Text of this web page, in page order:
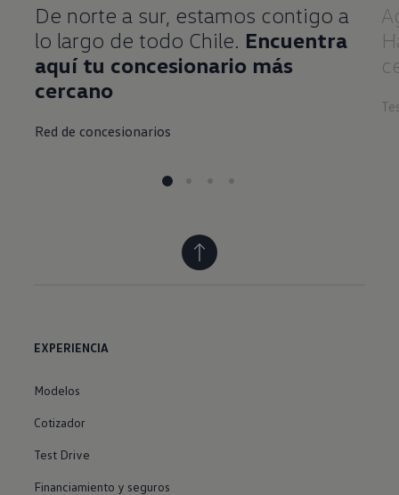
De norte a sur, estamos contigo a
lo largo de todo Chile. Encuentra
aquí tu concesionario más
cercano
Red de concesionarios
EXPERIENCIA
Modelos
Cotizador
Test Drive
Financiamiento y seguros